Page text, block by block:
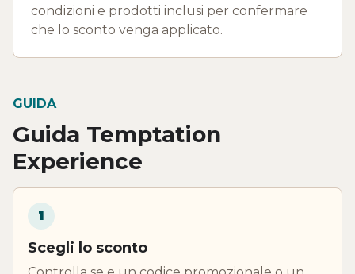
condizioni e prodotti inclusi per confermare
che lo sconto venga applicato.
GUIDA
Guida Temptation
Experience
1
Scegli lo sconto